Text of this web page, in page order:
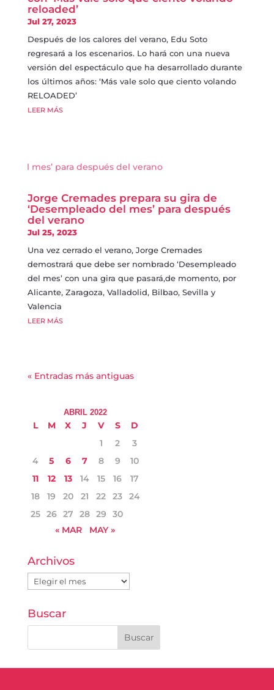
reloaded’
Jul 27, 2023
Después de los calores del verano, Edu Soto
regresará a los escenarios. Lo hará con una nueva
versión del espectáculo que ha desarrollado durante
los últimos años: ‘Más vale solo que ciento volando
RELOADED’
LEER MÁS
Jorge Cremades prepara su gira de
‘Desempleado del mes’ para después
del verano
Jul 25, 2023
Una vez cerrado el verano, Jorge Cremades
demostrará que debe ser nombrado ‘Desempleado
del mes’ con una gira que pasará,de momento, por
Alicante, Zaragoza, Valladolid, Bilbao, Sevilla y
Valencia
LEER MÁS
« Entradas más antiguas
ABRIL 2022
L M X J V S
D
1
2
3
4
5 6 7 8 9
10
11
12 13 14 15 16
17
18
19 20 21 22 23
24
25 26 27 28 29
30
« MAR
MAY »
Archivos
Archivos
Buscar